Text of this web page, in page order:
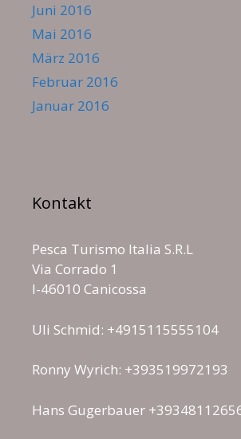
Juni 2016
Mai 2016
März 2016
Februar 2016
Januar 2016
Kontakt
Pesca Turismo Italia S.R.L
Via Corrado 1
I-46010 Canicossa
Uli Schmid: +4915115555104
Ronny Wyrich: +393519972193
Hans Gugerbauer